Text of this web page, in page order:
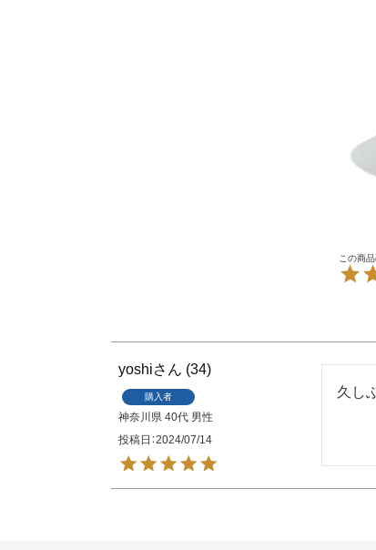
yoshi 34
購入者
神奈川県 40代 男性
投稿日 2024/07/14
久し